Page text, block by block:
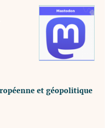
et géopolitique